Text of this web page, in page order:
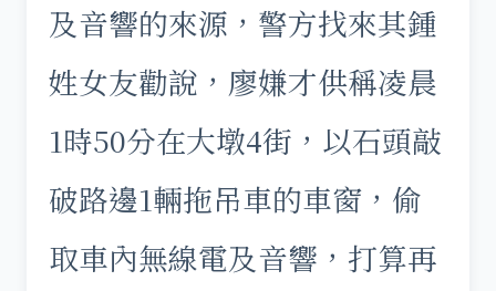
及音響的來源，警方找來其鍾
姓女友勸說，廖嫌才供稱凌晨
1時50分在大墩4街，以石頭敲
破路邊1輛拖吊車的車窗，偷
取車內無線電及音響，打算再